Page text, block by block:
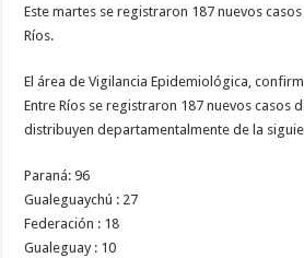
Este martes se registraron 187 nuevos
Ríos.
El área de Vigilancia Epidemiológica,
Entre Ríos se registraron 187 nuevos casos
distribuyen departamentalmente de la
Paraná: 96
Gualeguaychú : 27
Federación : 18
Gualeguay : 10